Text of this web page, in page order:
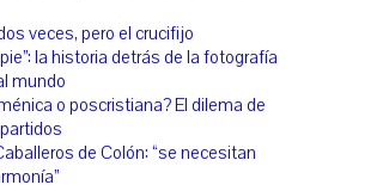
veces, pero el crucifijo
la historia detrás de la fotografía
mundo
o poscristiana? El dilema de
de Colón: “se necesitan